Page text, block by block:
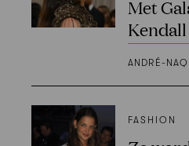
Met
ANDRÉ-
FASHION